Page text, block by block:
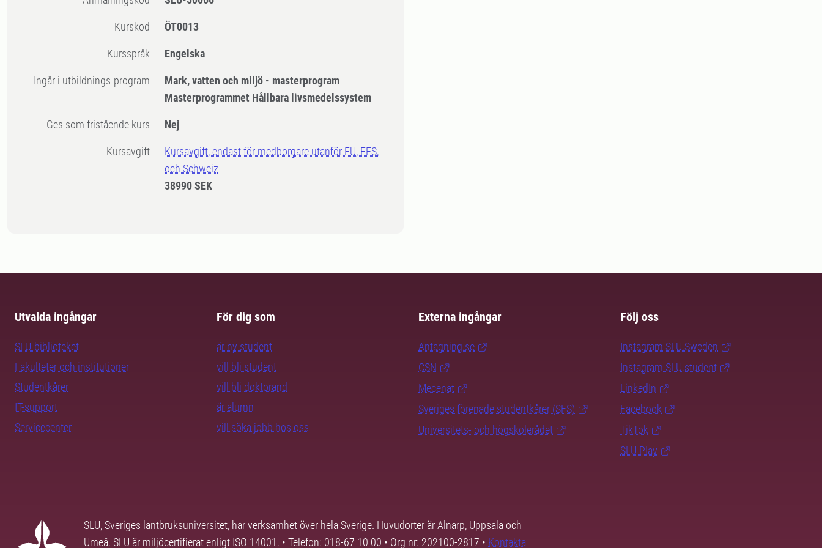
Kurskod ÖT0013
Kursspråk Engelska
Ingår i utbildnings-program
Mark, vatten och miljö - masterprogram
Masterprogrammet Hållbara livsmedelssystem
Ges som fristående kurs Nej
Kursavgift
Kursavgift, endast för medborgare utanför EU, EES,
och Schweiz
38990 SEK
Utvalda ingångar
SLU-biblioteket
Fakulteter och institutioner
Studentkårer
IT-support
Servicecenter
För dig som
är ny student
vill bli student
vill bli doktorand
är alumn
vill söka jobb hos oss
Externa ingångar
Antagning.se
CSN
Mecenat
Sveriges förenade studentkårer (SFS)
Universitets- och högskolerådet
Följ oss
Instagram SLU.Sweden
Instagram SLU.student
LinkedIn
Facebook
TikTok
SLU Play
SLU, Sveriges lantbruksuniversitet, har verksamhet över hela Sverige. Huvudorter är Alnarp, Uppsala och
Umeå. SLU är miljöcertifierat enligt ISO 14001. • Telefon: 018-67 10 00 • Org nr: 202100-2817 • Kontakta